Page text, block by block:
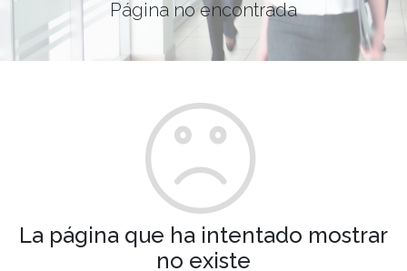
Página no encontrada
La página que ha intentado mostrar
no existe